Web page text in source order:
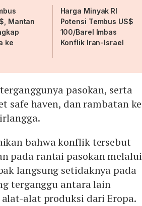
Mantan
ke
Harga Minyak RI
Potensi Tembus US$
100/Barel Imbas
Konflik Iran-Israel
pasokan, serta
safe haven, dan rambatan ke
bahwa konflik tersebut
pada rantai pasokan melalui
langsung setidaknya pada
terganggu antara lain
alat produksi dari Eropa.